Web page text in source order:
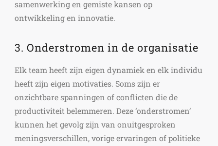
samenwerking en gemiste kansen op
ontwikkeling en innovatie.
3. Onderstromen in de organisatie
Elk team heeft zijn eigen dynamiek en elk individu
heeft zijn eigen motivaties. Soms zijn er
onzichtbare spanningen of conflicten die de
productiviteit belemmeren. Deze ‘onderstromen’
kunnen het gevolg zijn van onuitgesproken
meningsverschillen, vorige ervaringen of politieke